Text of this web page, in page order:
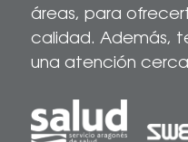
áreas, para
calidad. Además,
una atención